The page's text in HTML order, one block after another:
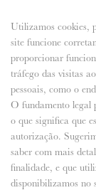
Utilizamos cookies,
site funcione
proporcionar
tráfego das visitas
pessoais, como o
O fundamento legal
o que significa que
autorização.
saber com mais
finalidade, e que
disponibilizamos no